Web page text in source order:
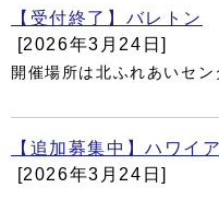
【受付終了】バレトン
[2026年3月24日]
開催場所は北ふれあいセン
【追加募集中】ハワイ
[2026年3月24日]